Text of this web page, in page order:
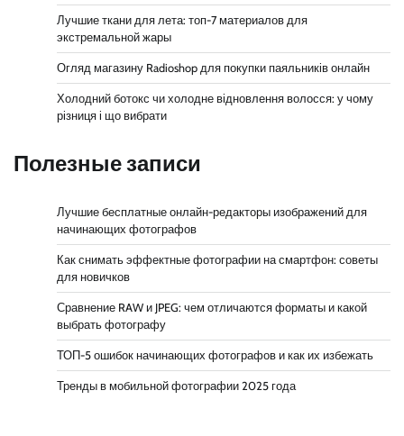
Лучшие ткани для лета: топ-7 материалов для
экстремальной жары
Огляд магазину Radioshop для покупки паяльників онлайн
Холодний ботокс чи холодне відновлення волосся: у чому
різниця і що вибрати
Полезные записи
Лучшие бесплатные онлайн-редакторы изображений для
начинающих фотографов
Как снимать эффектные фотографии на смартфон: советы
для новичков
Сравнение RAW и JPEG: чем отличаются форматы и какой
выбрать фотографу
ТОП-5 ошибок начинающих фотографов и как их избежать
Тренды в мобильной фотографии 2025 года